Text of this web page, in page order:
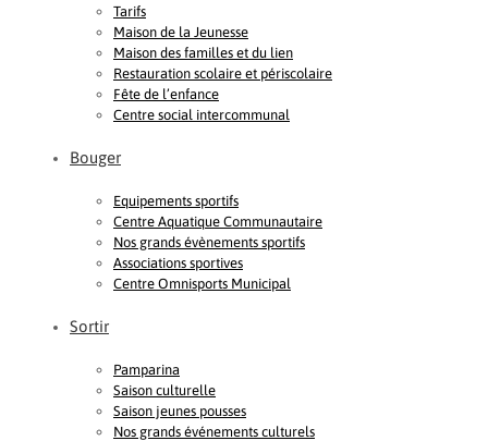
Tarifs
Maison de la Jeunesse
Maison des familles et du lien
Restauration scolaire et périscolaire
Fête de l’enfance
Centre social intercommunal
Bouger
Equipements sportifs
Centre Aquatique Communautaire
Nos grands évènements sportifs
Associations sportives
Centre Omnisports Municipal
Sortir
Pamparina
Saison culturelle
Saison jeunes pousses
Nos grands événements culturels